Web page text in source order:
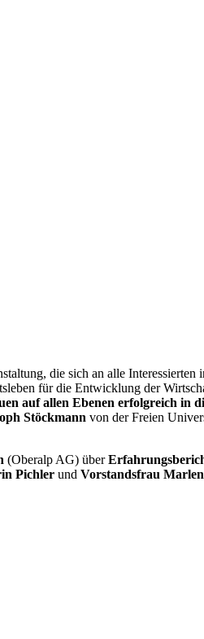
die sich an alle
für die Entwicklung der
auf allen Ebenen erfolgreich in
Stöckmann von der Freien
(Oberalp AG) über
Pichler und Vorstandsfrau